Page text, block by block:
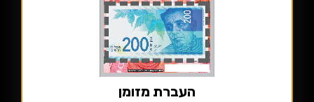
העברת מזומן